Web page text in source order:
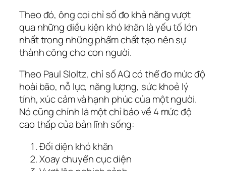
Theo đó, ông coi chỉ số đo khả năng vượt
qua những điều kiện khó khăn là yếu tố lớn
nhất trong những phẩm chất tạo nên sự
thành công cho con người.
Theo Paul Sloltz, chỉ số AQ có thể đo mức độ
hoài bão, nỗ lực, năng lượng, sức khoẻ lý
tính, xúc cảm và hạnh phúc của một người.
Nó cũng chính là một chỉ báo về 4 mức độ
cao thấp của bản lĩnh sống:
Đối diện khó khăn
Xoay chuyển cục diện